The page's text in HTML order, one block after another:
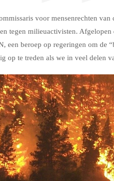
voor mensenrechten
tegen milieuactivisten. Afgelopen
een beroep op regeringen om
op te treden als we in veel delen